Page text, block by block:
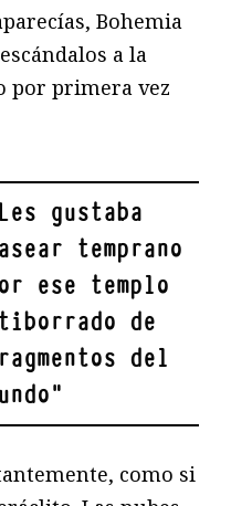
Bohemia
a la
por primera vez
Les gustaba
temprano
ese templo
de
del
"
como si